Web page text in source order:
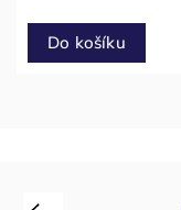
Do košíku